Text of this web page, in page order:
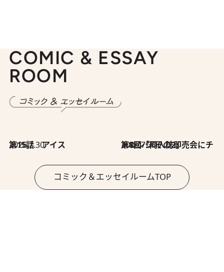
COMIC & ESSAY
ROOM
2026.7.30
第15話 アイス 2026.7.30
第8回「同人誌即売会にチャレンジ その2」
コミック＆エッセイルームTOP